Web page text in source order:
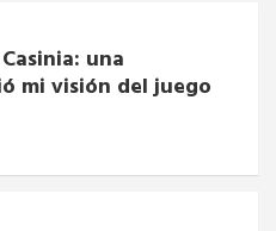
una
mi visión del juego